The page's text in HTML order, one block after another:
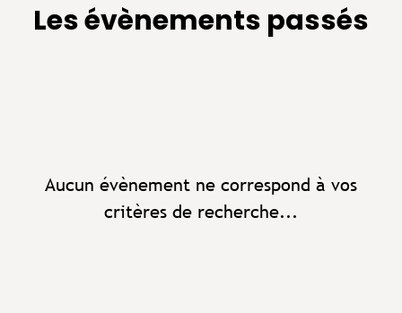
Les évènements passés
Aucun évènement ne correspond à vos
critères de recherche...